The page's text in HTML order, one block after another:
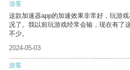
游客
这款加速器app的加速效果非常好，玩游
况了。我以前玩游戏经常会输，现在有了
不少。
2024-05-03
游客